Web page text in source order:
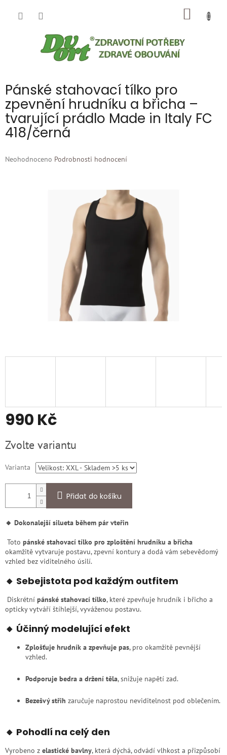
Pánské stahovací tílko pro
zpevnění hrudníku a břicha –
tvarující prádlo Made in Italy FC
418/černá
Průměrné
Neohodnoceno Podrobnosti hodnocení
990 Kč
cena:
Zvolte variantu
Varianta
Přidat do košíku
🔸 Dokonalejší silueta během pár vteřin
Toto pánské stahovací tílko pro zploštění hrudníku a břicha
okamžitě vytvaruje postavu, zpevní kontury a dodá vám sebevědomý
vzhled bez viditelného úsilí.
🔸 Sebejistota pod každým outfitem
Diskrétní pánské stahovací tílko, které zpevňuje hrudník i břicho a
opticky vytváří štíhlejší, vyváženou postavu.
🔸 Účinný modelující efekt
Zplošťuje hrudník a zpevňuje pas, pro okamžitě pevnější
vzhled.
Podporuje bedra a držení těla, snižuje napětí zad.
Bezešvý střih zaručuje naprostou neviditelnost pod oblečením.
🔸 Pohodlí na celý den
Vyrobeno z elastické bavlny, která dýchá, odvádí vlhkost a přizpůsobí